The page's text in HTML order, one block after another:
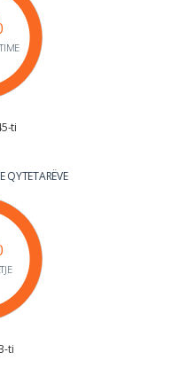
ti
QYTETARËVE
ti